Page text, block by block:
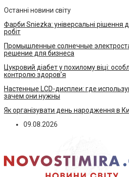
Останні новини світу
Фарби Sniezka: універсальні рішення
робіт
Промышленные солнечные
решение для бизнеса
Цукровий діабет у похилому віці:
контролю здоров’я
Настенные LCD-дисплеи: где
зачем они нужны
Як організувати день народження в
09.08.2026